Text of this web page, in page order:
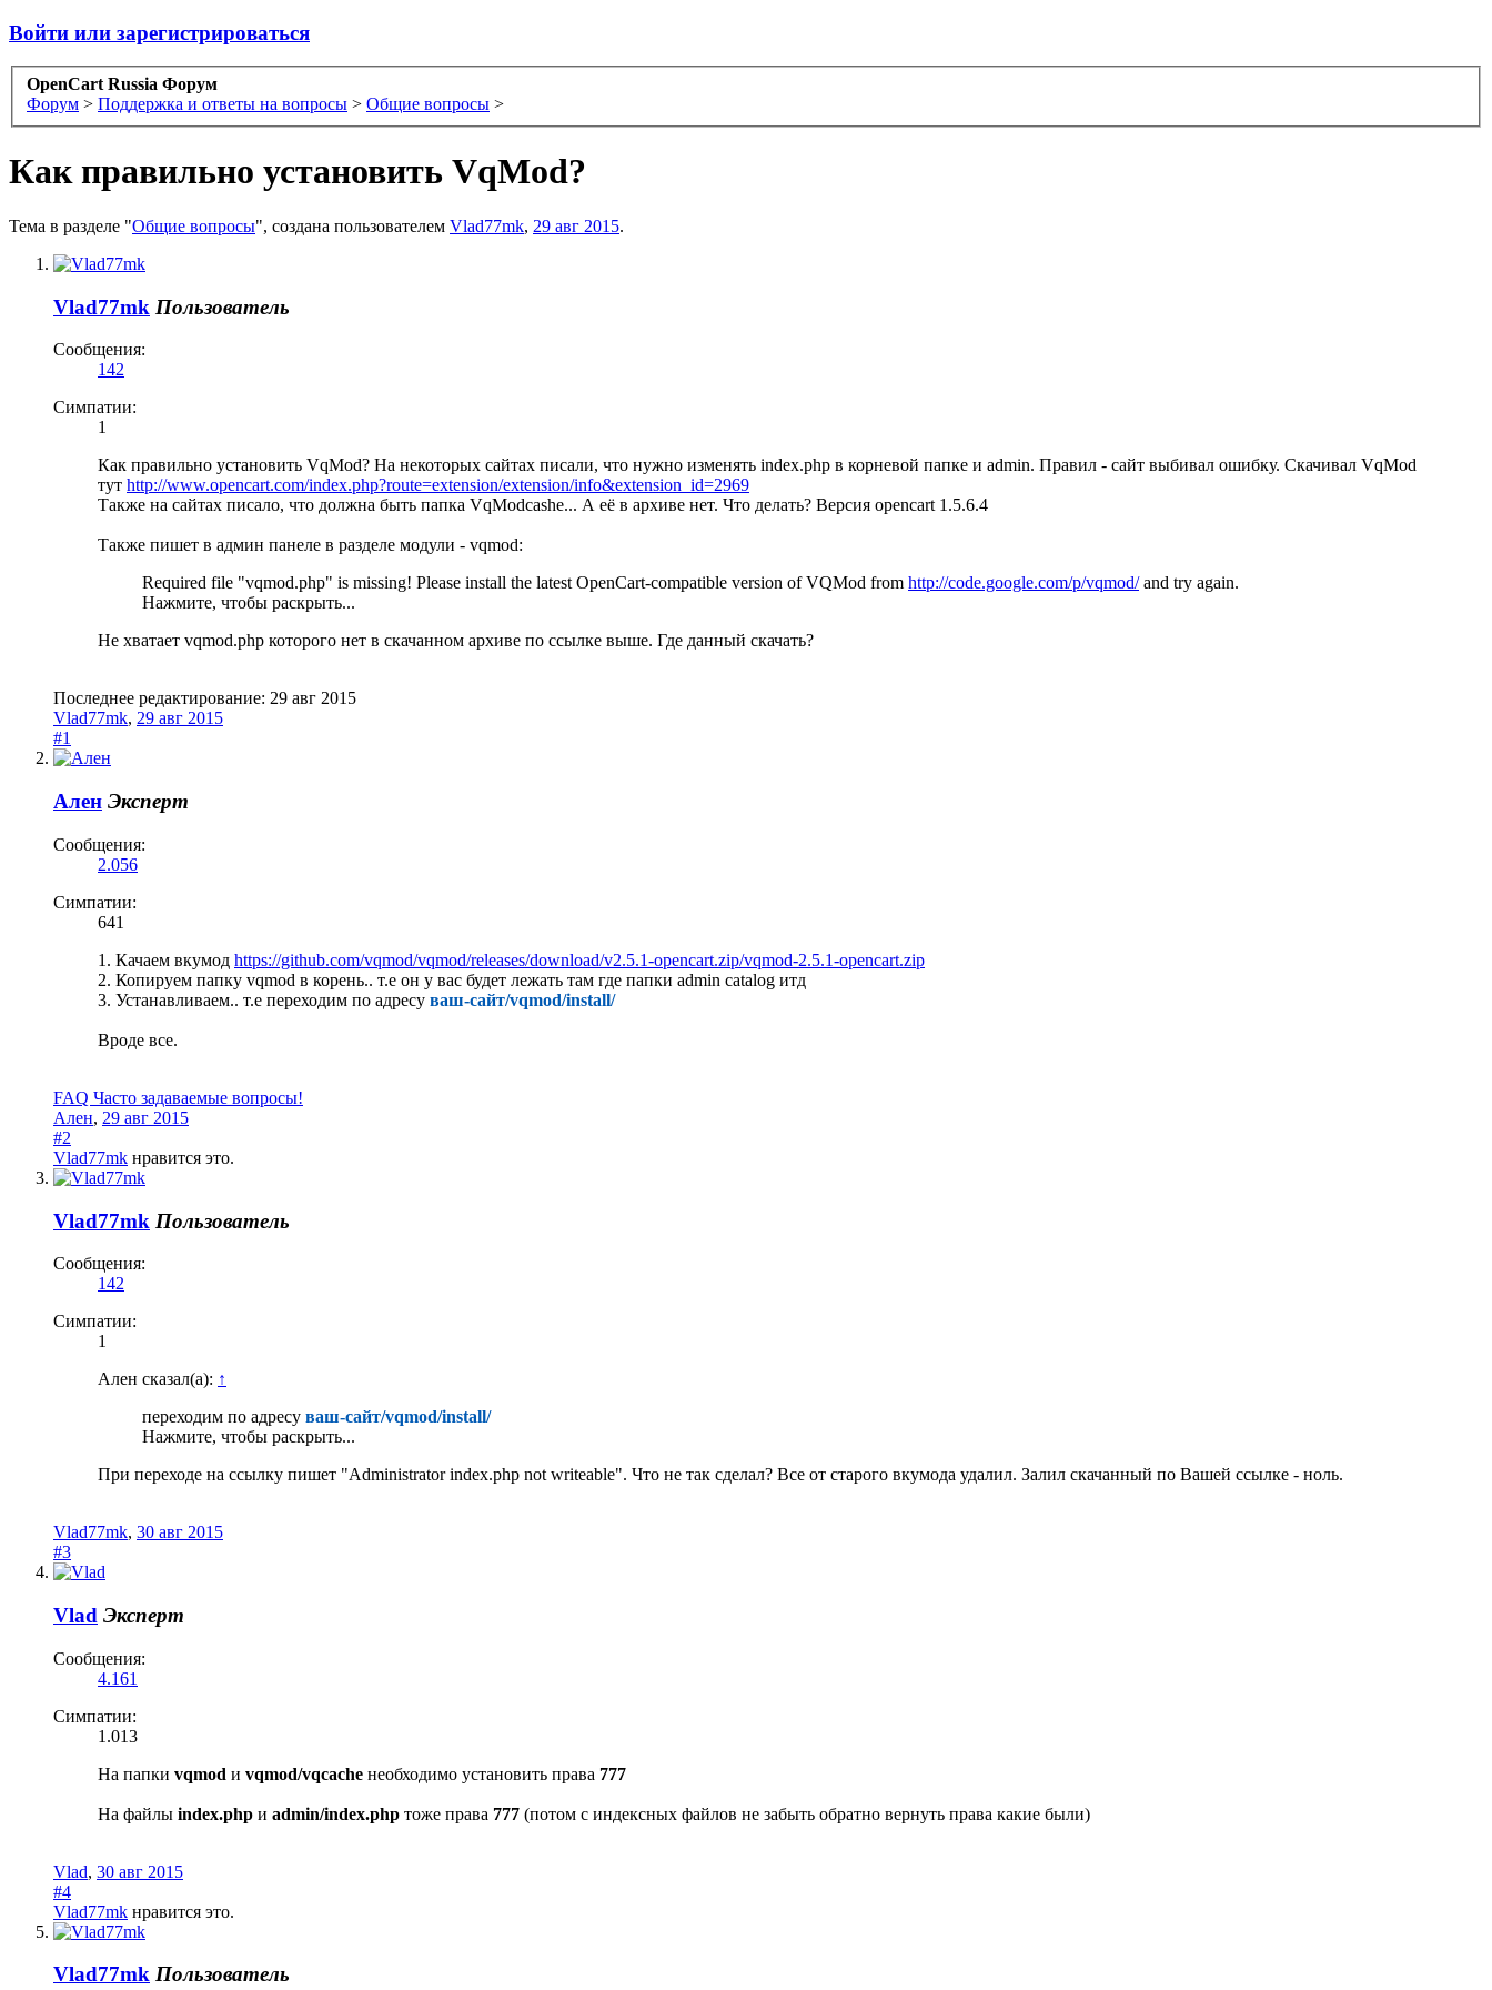
Войти или зарегистрироваться
OpenCart Russia Форум
Форум > Поддержка и ответы на вопросы > Общие вопросы >
Как правильно установить VqMod?
Тема в разделе "Общие вопросы", создана пользователем Vlad77mk, 29 авг 2015.
Vlad77mk Пользователь
Сообщения:
142
Симпатии:
1
Как правильно установить VqMod? На некоторых сайтах писали, что нужно изменять index.php в корневой папке и admin. Правил - сайт выбивал ошибку. Скачивал VqMod
тут http://www.opencart.com/index.php?route=extension/extension/info&extension_id=2969
Также на сайтах писало, что должна быть папка VqModcashe... А её в архиве нет. Что делать? Версия opencart 1.5.6.4
Также пишет в админ панеле в разделе модули - vqmod:
Required file "vqmod.php" is missing! Please install the latest OpenCart-compatible version of VQMod from http://code.google.com/p/vqmod/and try again.
Нажмите, чтобы раскрыть...
Не хватает vqmod.php которого нет в скачанном архиве по ссылке выше. Где данный скачать?
Последнее редактирование: 29 авг 2015
Vlad77mk, 29 авг 2015
#1
Ален Эксперт
Сообщения:
2.056
Симпатии:
641
1. Качаем вкумод https://github.com/vqmod/vqmod/releases/download/v2.5.1-opencart.zip/vqmod-2.5.1-opencart.zip
2. Копируем папку vqmod в корень.. т.е он у вас будет лежать там где папки admin catalog итд
3. Устанавливаем.. т.е переходим по адресу ваш-сайт/vqmod/install/
Вроде все.
FAQ Часто задаваемые вопросы!
Ален, 29 авг 2015
#2
Vlad77mk нравится это.
Vlad77mk Пользователь
Сообщения:
142
Симпатии:
1
Ален сказал(а): ↑
переходим по адресу ваш-сайт/vqmod/install/
Нажмите, чтобы раскрыть...
При переходе на ссылку пишет "Administrator index.php not writeable". Что не так сделал? Все от старого вкумода удалил. Залил скачанный по Вашей ссылке - ноль.
Vlad77mk, 30 авг 2015
#3
Vlad Эксперт
Сообщения:
4.161
Симпатии:
1.013
На папки vqmod и vqmod/vqcache необходимо установить права 777
На файлы index.php и admin/index.php тоже права 777 (потом с индексных файлов не забыть обратно вернуть права какие были)
Vlad, 30 авг 2015
#4
Vlad77mk нравится это.
Vlad77mk Пользователь